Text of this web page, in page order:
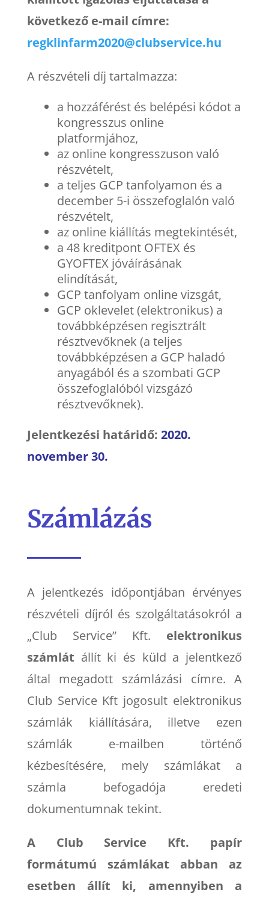
következő e-mail címre:
regklinfarm2020@clubservice.hu
A részvételi díj tartalmazza:
a hozzáférést és belépési kódot a
kongresszus online
platformjához,
az online kongresszuson való
részvételt,
a teljes GCP tanfolyamon és a
december 5-i összefoglalón való
részvételt,
az online kiállítás megtekintését,
a 48 kreditpont OFTEX és
GYOFTEX jóváírásának
elindítását,
GCP tanfolyam online vizsgát,
GCP oklevelet (elektronikus) a
továbbképzésen regisztrált
résztvevőknek (a teljes
továbbképzésen a GCP haladó
anyagából és a szombati GCP
összefoglalóból vizsgázó
résztvevőknek).
Jelentkezési határidő: 2020.
november 30.
Számlázás
A jelentkezés időpontjában érvényes
részvételi díjról és szolgáltatásokról a
„Club Service” Kft. elektronikus
számlát állít ki és küld a jelentkező
által megadott számlázási címre. A
Club Service Kft jogosult elektronikus
számlák kiállítására, illetve ezen
számlák e-mailben történő
kézbesítésére, mely számlákat a
számla befogadója eredeti
dokumentumnak tekint.
A Club Service Kft. papír
formátumú számlákat abban az
esetben állít ki, amennyiben a